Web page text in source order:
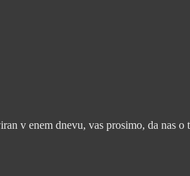
v enem dnevu, vas prosimo, da nas o